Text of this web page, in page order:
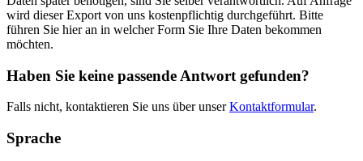
wird dieser Export von uns kostenpflichtig durchgeführt. Bitte
führen Sie hier an in welcher Form Sie Ihre Daten bekommen
möchten.
Haben Sie keine passende Antwort gefunden?
Falls nicht, kontaktieren Sie uns über unserKontaktformular.
Sprache